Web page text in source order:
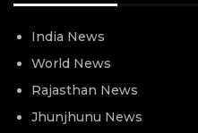
India News
World News
Rajasthan News
Jhunjhunu News